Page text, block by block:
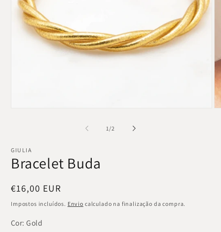
modal
1 /de
2
GIULIA
Bracelet Buda
Preço
normal
€16,00 EUR
Impostos incluídos. Envio calculado na finalização da compra.
Cor:Gold